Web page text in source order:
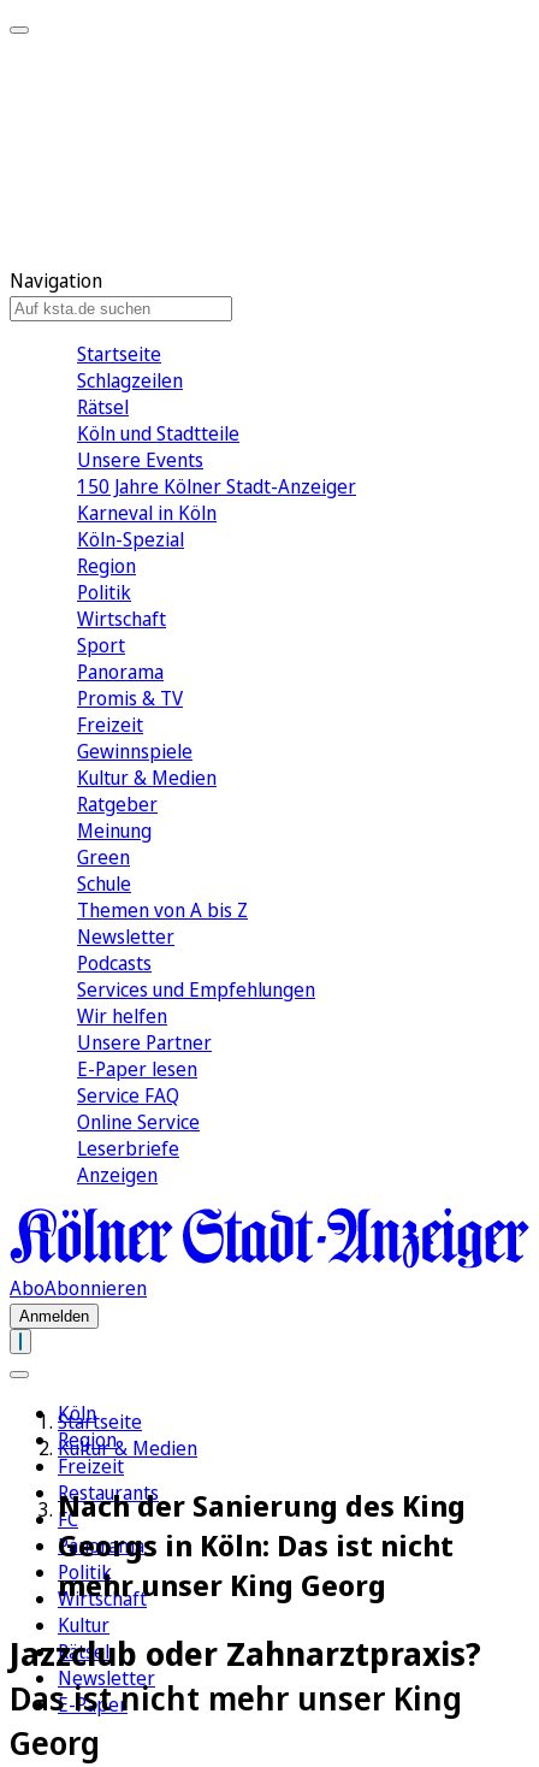
Navigation
Startseite
Schlagzeilen
Rätsel
Köln und Stadtteile
Unsere Events
150 Jahre Kölner Stadt-Anzeiger
Karneval in Köln
Köln-Spezial
Region
Politik
Wirtschaft
Sport
Panorama
Promis & TV
Freizeit
Gewinnspiele
Kultur & Medien
Ratgeber
Meinung
Green
Schule
Themen von A bis Z
Newsletter
Podcasts
Services und Empfehlungen
Wir helfen
Unsere Partner
E-Paper lesen
Service FAQ
Online Service
Leserbriefe
Anzeigen
AboAbonnieren
Anmelden
Köln
Region
Freizeit
Restaurants
FC
Panorama
Politik
Wirtschaft
Kultur
Rätsel
Newsletter
E-Paper
Startseite
Kultur & Medien
Nach der Sanierung des King
Georgs in Köln: Das ist nicht
mehr unser King Georg
Jazzclub oder Zahnarztpraxis?
Das ist nicht mehr unser King
Georg